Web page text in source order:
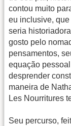
contou muito
eu inclusive,
seria
gosto pelo
pensamentos,
equação
desprender
maneira de
Les Nourritures
Seu percurso,